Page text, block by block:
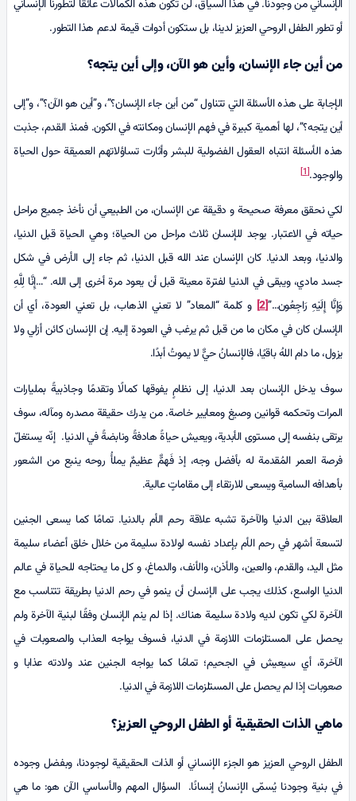
الإنساني من وجودنا. في هذا السياق، لن تكون هذه الكمالات عائقاً لتطورنا الإنساني
أو تطور الطفل الروحي العزيز لدينا، بل ستكون أدوات قيمة لدعم هذا التطور.
من أين جاء الإنسان، وأين هو الآن، وإلى أين يتجه؟
الإجابة على هذه الأسئلة التي تتناول “من أين جاء الإنسان؟”، و”أين هو الآن؟”، و”إلى
أين يتجه؟”، لها أهمية كبيرة في فهم الإنسان ومكانته في الكون. فمنذ القدم، جذبت
هذه الأسئلة انتباه العقول الفضولية للبشر وأثارت تساؤلاتهم العميقة حول الحياة
والوجود.[1]
لكي نحقق معرفة صحيحة و دقيقة عن الإنسان، من الطبيعي أن نأخذ جميع مراحل
حياته في الاعتبار. يوجد للإنسان ثلاث مراحل من الحياة؛ وهي الحياة قبل الدنيا،
والدنيا، وبعد الدنيا. كان الإنسان عند الله قبل الدنيا، ثم جاء إلى الأرض في شكل
جسد مادي، ويبقى في الدنيا لفترة معينة قبل أن يعود مرة أخرى إلى الله. “…إِنَّا لِلَّهِ
وَإِنَّا إِلَيْهِ رَاجِعُون…”[2]
و كلمة “المعاد” لا تعني الذهاب، بل تعني العودة، أي أن
الإنسان كان في مكان ما من قبل ثم يرغب في العودة إليه. إن الإنسان كائن أزلي ولا
يزول، ما دام اللهُ باقيًا، فالإنسانُ حيٌّ لا يموتُ أبدًا.
سوف يدخل الإنسان بعد الدنيا، إلى نظامٍ يفوقها كمالًا وتقدمًا وجاذبيةً بمليارات
المرات وتحكمه قوانين وصيغ ومعايير خاصة. من يدرك حقيقة مصدره ومآله، سوف
يرتقى بنفسه إلى مستوى الأبدية، ويعيش حياةً هادفةً ونابضةً في الدنيا. إنّه يستغلّ
فرصة العمر المُقدمة له بأفضل وجه، إذ فَهمٌّ عظيمٌ يملأُ روحه ينبع من الشعور
بأهدافه السامية ويسعى للارتقاء إلى مقاماتٍ عالية.
العلاقة بين الدنيا والآخرة تشبه علاقة رحم الأم بالدنيا. تمامًا كما يسعی الجنين
لتسعة أشهر في رحم الأم بإعداد نفسه لولادة سليمة من خلال خلق أعضاء سليمة
مثل اليد، والقدم، والعين، والأذن، والأنف، والدماغ، و كل ما يحتاجه للحياة في عالم
الدنيا الواسع، کذلك يجب على الإنسان أن ينمو في رحم الدنيا بطريقة تتناسب مع
الآخرة لكي تكون لديه ولادة سليمة هناك. إذا لم ينم الإنسان وفقًا لبنية الآخرة ولم
يحصل على المستلزمات اللازمة في الدنيا، فسوف يواجه العذاب والصعوبات في
الآخرة، أي سيعيش في الجحيم؛ تمامًا كما يواجه الجنين عند ولادته عذابا و
صعوبات إذا لم يحصل على المستلزمات اللازمة في الدنيا.
ماهي الذات الحقيقية أو الطفل الروحي العزيز؟
الطفل الروحي العزيز هو الجزء الإنساني أو الذات الحقيقية لوجودنا، وبفضل وجوده
في بنية وجودنا يُسمّى الإنسانُ إنسانًا. السؤال المهم والأساسي الآن هو: ما هي